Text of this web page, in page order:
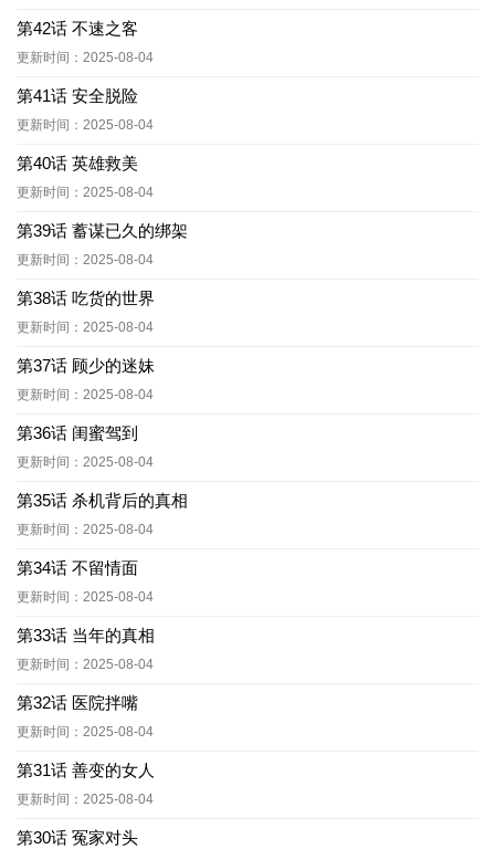
第42话 不速之客
更新时间：2025-08-04
第41话 安全脱险
更新时间：2025-08-04
第40话 英雄救美
更新时间：2025-08-04
第39话 蓄谋已久的绑架
更新时间：2025-08-04
第38话 吃货的世界
更新时间：2025-08-04
第37话 顾少的迷妹
更新时间：2025-08-04
第36话 闺蜜驾到
更新时间：2025-08-04
第35话 杀机背后的真相
更新时间：2025-08-04
第34话 不留情面
更新时间：2025-08-04
第33话 当年的真相
更新时间：2025-08-04
第32话 医院拌嘴
更新时间：2025-08-04
第31话 善变的女人
更新时间：2025-08-04
第30话 冤家对头